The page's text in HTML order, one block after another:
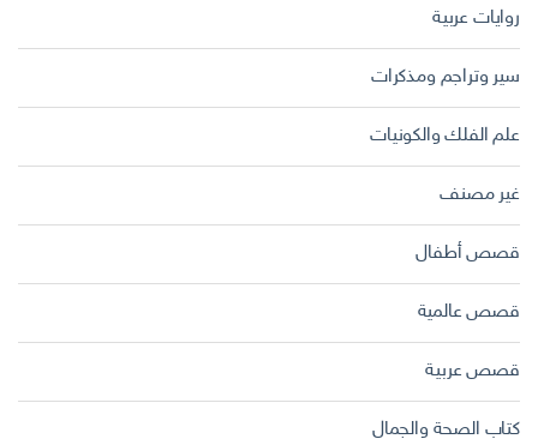
روايات عربية
سير وتراجم ومذكرات
علم الفلك والكونيات
غير مصنف
قصص أطفال
قصص عالمية
قصص عربية
كتاب الصحة والجمال